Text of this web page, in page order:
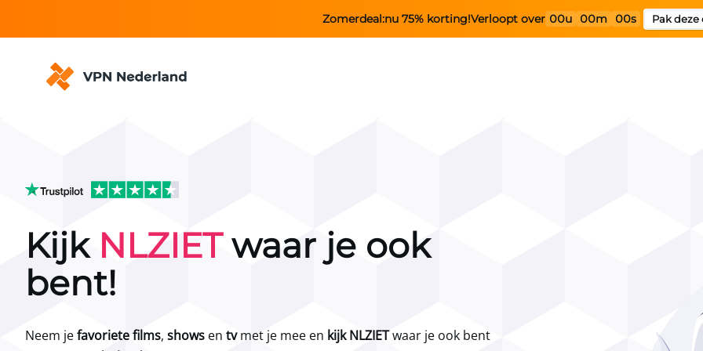
Zomerdeal:nu 75% korting!Verloopt over 00u 00m 00s Pak deze
Kijk NLZIETwaar je ook
bent!
Neem jefavoriete films, shows en tvmet je mee en kijk NLZIETwaar je ook bent